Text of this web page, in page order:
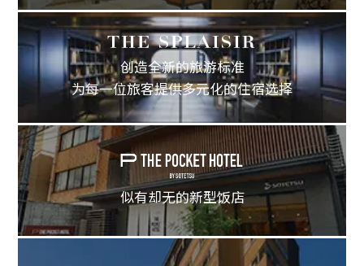
创造全新的旅游标准
为每一位旅客提供多元化的住宿选择
似有却无的新型饭店